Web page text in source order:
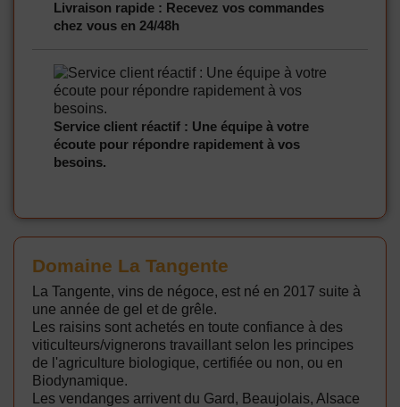
Livraison rapide : Recevez vos commandes
chez vous en 24/48h
Service client réactif : Une équipe à votre
écoute pour répondre rapidement à vos
besoins.
Domaine La Tangente
La Tangente, vins de négoce, est né en 2017 suite à
une année de gel et de grêle.
Les raisins sont achetés en toute confiance à des
viticulteurs/vignerons travaillant selon les principes
de l'agriculture biologique, certifiée ou non, ou en
Biodynamique.
Les vendanges arrivent du Gard, Beaujolais, Alsace